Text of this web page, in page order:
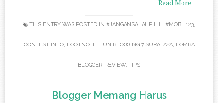
Read More
THIS ENTRY WAS POSTED IN #JANGANSALAHPILIH, #MOBIL123,
CONTEST INFO, FOOTNOTE, FUN BLOGGING 7 SURABAYA, LOMBA
BLOGGER, REVIEW, TIPS
Blogger Memang Harus